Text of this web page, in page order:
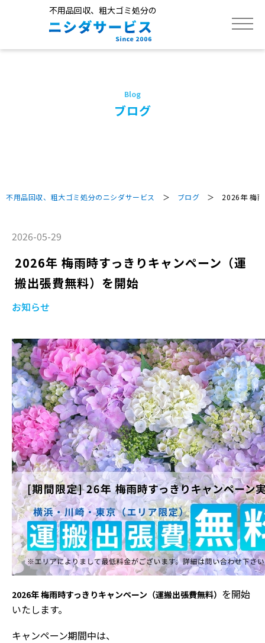
不用品回収、粗大ゴミ処分の
ブログ
不用品回収、粗大ゴミ処分のニシダサービス ＞ ブログ ＞ 2026年 梅雨
2026-05-29
2026年 梅雨時すっきりキャンペーン（運
搬出張費無料）を開始
お知らせ
2026年 梅雨時すっきりキャンペーン（運搬出張費無料） を開始
いたします。
キャンペーン期間中は、